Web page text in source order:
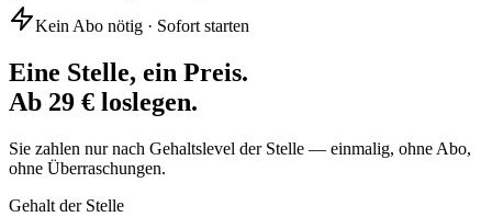
Kein Abo nötig · Sofort starten
Eine Stelle, ein Preis.
Ab 29 € loslegen.
Sie zahlen nur nach Gehaltslevel der Stelle — einmalig, ohne Abo,
ohne Überraschungen.
Gehalt der Stelle